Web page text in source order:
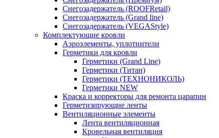
Снегозадержатель (ROOFRetail)
Снегозадержатель (Grand line)
Снегозадержатель (VEGAStyle)
Комплектующие кровли
Аэроэлементы, уплотнители
Герметики для кровли
Герметики (Grand Line)
Герметики (Титан)
Герметики (ТЕХНОНИКОЛЬ)
Герметики NEW
Краска и корректоры для ремонта царапин
Герметизирующие ленты
Вентиляционные элементы
Лента вентиляционная
Кровельная вентиляция